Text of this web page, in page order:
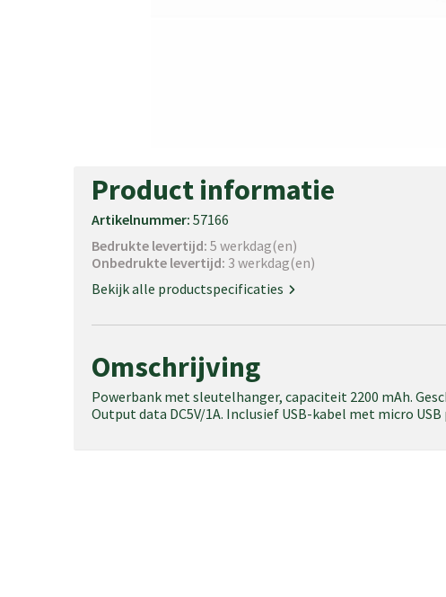
Product informatie
Artikelnummer: 57166
Bedrukte levertijd: 5 werkdag(en)
Onbedrukte levertijd: 3 werkdag(en)
Bekijk alle productspecificaties
Omschrijving
Powerbank met sleutelhanger, capaciteit 2200 mAh.
Output data DC5V/1A. Inclusief USB-kabel met micro USB